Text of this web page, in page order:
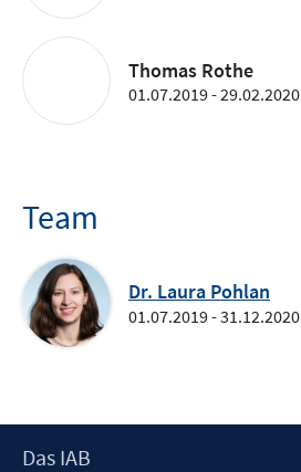
Thomas Rothe
01.07.2019 - 29.02.2020
Team
Dr. Laura Pohlan
01.07.2019 - 31.12.2020
Footer
Das IAB